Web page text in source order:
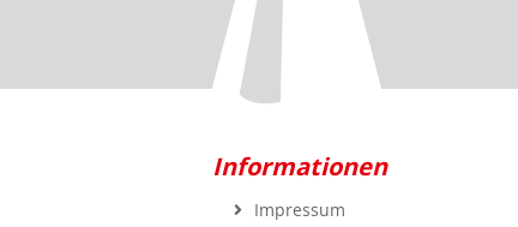
Informationen
Impressum